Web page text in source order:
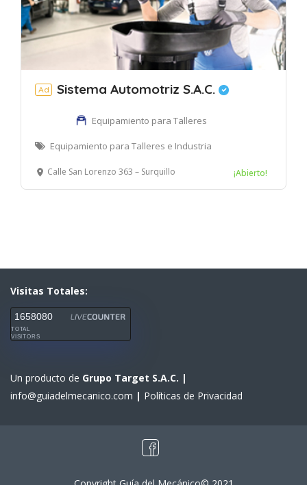
Ad Sistema Automotriz S.A.C.
Equipamiento para Talleres
Equipamiento para Talleres e Industria
Calle San Lorenzo 363 – Surquillo ¡Abierto!
Visitas Totales:
1658080
TOTAL
VISITORS
Un producto de Grupo Target S.A.C. |
info@guiadelmecanico.com | Políticas de Privacidad